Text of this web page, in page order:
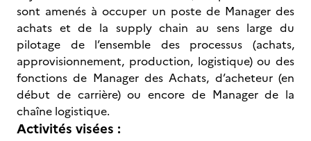
sont amenés à occuper un poste de Manager des
achats et de la supply chain au sens large du
pilotage de l’ensemble des processus (achats,
approvisionnement, production, logistique) ou des
fonctions de Manager des Achats, d’acheteur (en
début de carrière) ou encore de Manager de la
chaîne logistique.
Activités visées :